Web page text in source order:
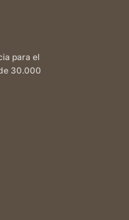
para el
30.000